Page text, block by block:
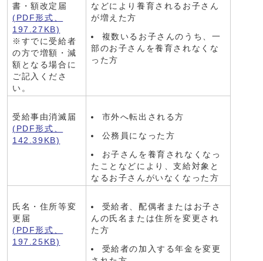
書・額改定届
(PDF形式、
197.27KB)
※すでに受給者
の方で増額・減
額となる場合に
ご記入くださ
い。
などにより養育されるお子さん
が増えた方
複数いるお子さんのうち、一
部のお子さんを養育されなくな
った方
受給事由消滅届
(PDF形式、
142.39KB)
市外へ転出される方
公務員になった方
お子さんを養育されなくなっ
たことなどにより、支給対象と
なるお子さんがいなくなった方
氏名・住所等変
更届
(PDF形式、
197.25KB)
受給者、配偶者またはお子さ
んの氏名または住所を変更され
た方
受給者の加入する年金を変更